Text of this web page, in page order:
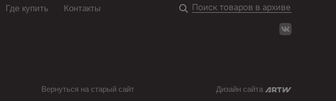
Где купить Контакты
Вернуться на старый сайт Дизайн сайта